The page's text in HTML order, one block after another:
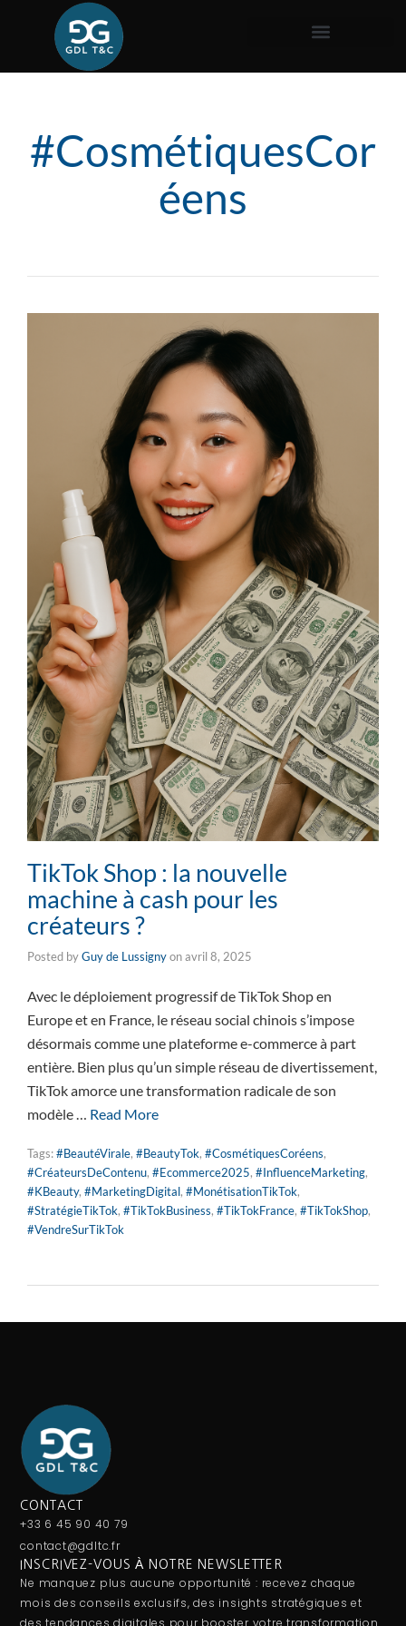
#CosmétiquesCor
éens
TikTok Shop : la nouvelle
machine à cash pour les
créateurs ?
Posted byGuy de Lussignyonavril 8, 2025
Avec le déploiement progressif de TikTok Shop en
Europe et en France, le réseau social chinois s’impose
désormais comme une plateforme e-commerce à part
entière. Bien plus qu’un simple réseau de divertissement,
TikTok amorce une transformation radicale de son
modèle … Read More
Tags:#BeautéVirale, #BeautyTok, #CosmétiquesCoréens,
#CréateursDeContenu, #Ecommerce2025, #InfluenceMarketing,
#KBeauty, #MarketingDigital, #MonétisationTikTok,
#StratégieTikTok, #TikTokBusiness, #TikTokFrance, #TikTokShop,
#VendreSurTikTok
CONTACT
+33 6 45 90 40 79
contact@gdltc.fr
INSCRIVEZ-VOUS À NOTRE NEWSLETTER
Ne manquez plus aucune opportunité : recevez chaque
mois des conseils exclusifs, des insights stratégiques et
des tendances digitales pour booster votre transformation